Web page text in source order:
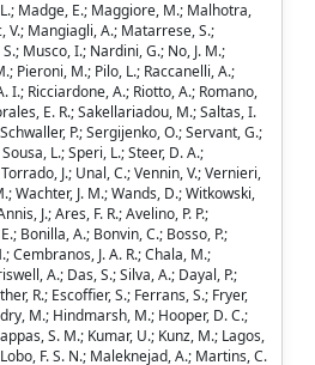
Madge, E.; Maggiore, M.; Malhotra,
V.; Mangiagli, A.; Matarrese, S.;
Musco, I.; Nardini, G.; No, J. M.;
Pieroni, M.; Pilo, L.; Raccanelli, A.;
I.; Ricciardone, A.; Riotto, A.; Romano,
E. R.; Sakellariadou, M.; Saltas, I.
P.; Sergijenko, O.; Servant, G.;
L.; Speri, L.; Steer, D. A.;
J.; Unal, C.; Vennin, V.; Vernieri,
Wachter, J. M.; Wands, D.; Witkowski,
J.; Ares, F. R.; Avelino, P. P.;
Bonilla, A.; Bonvin, C.; Bosso, P.;
Cembranos, J. A. R.; Chala, M.;
A.; Das, S.; Silva, A.; Dayal, P.;
R.; Escoffier, S.; Ferrans, S.; Fryer,
M.; Hindmarsh, M.; Hooper, D. C.;
S. M.; Kumar, U.; Kunz, M.; Lagos,
F. S. N.; Maleknejad, A.; Martins, C.